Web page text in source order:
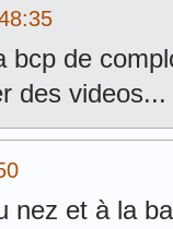
bcp de
des
nez et à la